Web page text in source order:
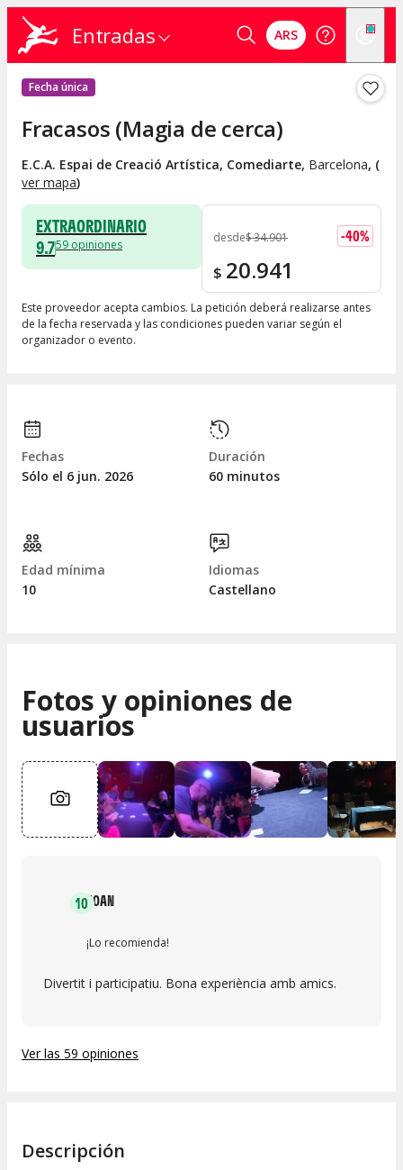
Entradas ARS
Fecha única
Fracasos (Magia de cerca)
E.C.A. Espai de Creació Artística, Comediarte, Barcelona, (
ver mapa)
EXTRAORDINARIO
9.759 opiniones desde$34.901 -40%
$ 20.941
Este proveedor acepta cambios. La petición deberá realizarse antes
de la fecha reservada y las condiciones pueden variar según el
organizador o evento.
Fechas
Sólo el 6 jun. 2026
Duración
60 minutos
Edad mínima
10
Idiomas
Castellano
Fotos y opiniones de
usuarios
10JOAN
¡Lo recomienda!
Divertit i participatiu. Bona experiència amb amics.
Ver las 59 opiniones
Descripción